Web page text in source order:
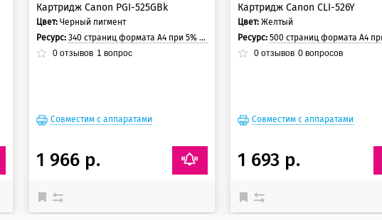
Картридж Canon PGI-525GBk
Цвет: Черный пигмент
Ресурс: 340 страниц формата А4 при 5% заполнении страницы.
0отзывов 1 вопрос
Совместим с аппаратами
1 966 р.
Картридж Canon CLI-526Y
Цвет: Желтый
Ресурс:500 страниц формата А4 при 5% заполнении
0 отзывов 0 вопросов
Совместим с аппаратами
1 693 р.